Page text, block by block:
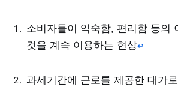
소비자들이 익숙함, 편리함 등의
것을 계속 이용하는 현상↩
과세기간에 근로를 제공한 대가